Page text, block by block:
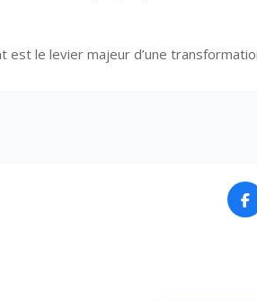
est le levier majeur d’une